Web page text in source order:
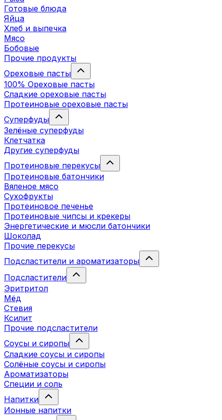
Готовые блюда
Яйца
Хлеб и выпечка
Мясо
Бобовые
Прочие продукты
Ореховые пасты
100% Ореховые пасты
Сладкие ореховые пасты
Протеиновые ореховые пасты
Суперфуды
Зелёные суперфуды
Клетчатка
Другие суперфуды
Протеиновые перекусы
Протеиновые батончики
Вяленое мясо
Сухофрукты
Протеиновое печенье
Протеиновые чипсы и крекеры
Энергетические и мюсли батончики
Шоколад
Прочие перекусы
Подсластители и ароматизаторы
Подсластители
Эритритол
Мёд
Стевия
Ксилит
Прочие подсластители
Соусы и сиропы
Сладкие соусы и сиропы
Солёные соусы и сиропы
Ароматизаторы
Специи и соль
Напитки
Ионные напитки